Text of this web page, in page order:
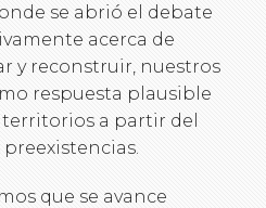
se abrió el debate
acerca de
y reconstruir, nuestros
respuesta plausible
a partir del
que se avance